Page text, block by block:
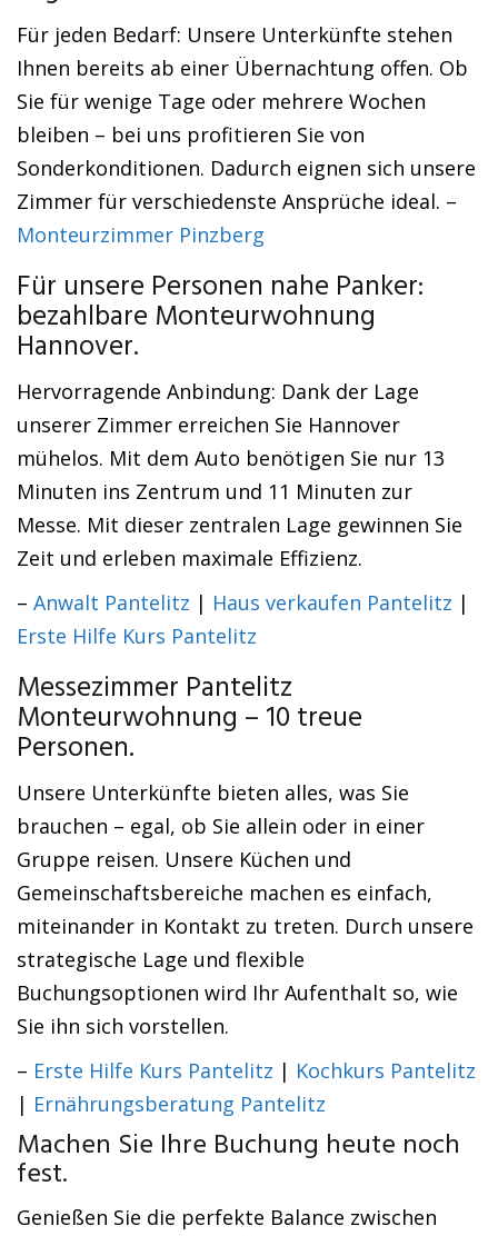
Für jeden Bedarf: Unsere Unterkünfte stehen
Ihnen bereits ab einer Übernachtung offen. Ob
Sie für wenige Tage oder mehrere Wochen
bleiben – bei uns profitieren Sie von
Sonderkonditionen. Dadurch eignen sich unsere
Zimmer für verschiedenste Ansprüche ideal. –
Monteurzimmer Pinzberg
Für unsere Personen nahe Panker:
bezahlbare Monteurwohnung
Hannover.
Hervorragende Anbindung: Dank der Lage
unserer Zimmer erreichen Sie Hannover
mühelos. Mit dem Auto benötigen Sie nur 13
Minuten ins Zentrum und 11 Minuten zur
Messe. Mit dieser zentralen Lage gewinnen Sie
Zeit und erleben maximale Effizienz.
– Anwalt Pantelitz | Haus verkaufen Pantelitz |
Erste Hilfe Kurs Pantelitz
Messezimmer Pantelitz
Monteurwohnung – 10 treue
Personen.
Unsere Unterkünfte bieten alles, was Sie
brauchen – egal, ob Sie allein oder in einer
Gruppe reisen. Unsere Küchen und
Gemeinschaftsbereiche machen es einfach,
miteinander in Kontakt zu treten. Durch unsere
strategische Lage und flexible
Buchungsoptionen wird Ihr Aufenthalt so, wie
Sie ihn sich vorstellen.
– Erste Hilfe Kurs Pantelitz | Kochkurs Pantelitz
| Ernährungsberatung Pantelitz
Machen Sie Ihre Buchung heute noch
fest.
Genießen Sie die perfekte Balance zwischen